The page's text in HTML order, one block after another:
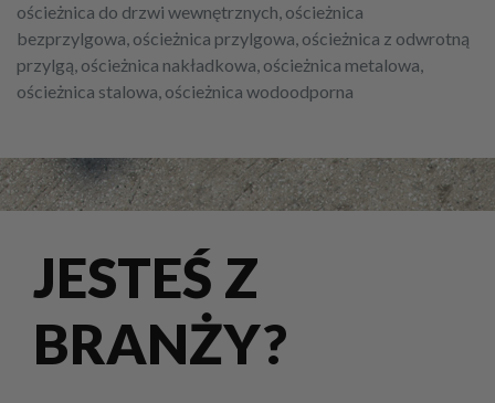
ościeżnica do drzwi wewnętrznych, ościeżnica
bezprzylgowa, ościeżnica przylgowa, ościeżnica z odwrotną
przylgą, ościeżnica nakładkowa, ościeżnica metalowa,
ościeżnica stalowa, ościeżnica wodoodporna
JESTEŚ Z
BRANŻY?